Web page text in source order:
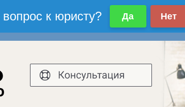
00-25 доб.603
Санкт-Петербург и
+7(812)425-66-